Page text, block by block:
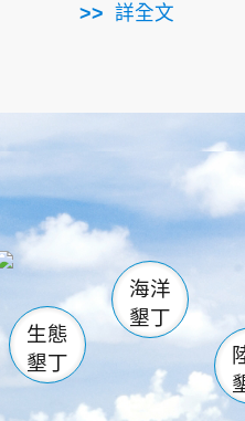
詳全文
龜山 海生館
恆春
龍鑾潭自
瓊麻館
關山
白砂
生態
墾丁
海洋
墾丁